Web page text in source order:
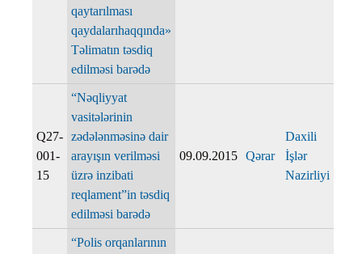
qaytarılması
qaydalarıhaqqında»
Təlimatın təsdiq
edilməsi barədə
Q27-
001-
15
“Nəqliyyat
vasitələrinin
zədələnməsinə dair
arayışın verilməsi
üzrə inzibati
reqlament”in təsdiq
edilməsi barədə
09.09.2015 Qərar
Daxili
İşlər
Nazirliyi
“Polis orqanlarının